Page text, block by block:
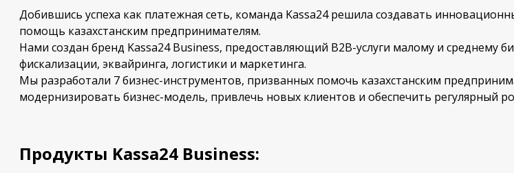
Добившись успеха как платежная сеть, команда Kassa24 решила создавать
помощь казахстанским предпринимателям.
Нами создан бренд Kassa24 Business, предоставляющий B2B-услуги малому и среднему
фискализации, эквайринга, логистики и маркетинга.
Мы разработали 7 бизнес-инструментов, призванных помочь казахстанским
модернизировать бизнес-модель, привлечь новых клиентов и обеспечить регулярный
Продукты Kassa24 Business: